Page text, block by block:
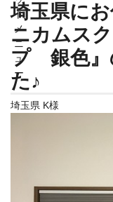
埼玉県に
ニカムス
プ 銀色』
た♪
埼玉県 K様